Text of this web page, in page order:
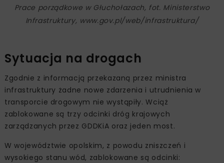
Prace porządkowe w Głuchołazach, fot. Ministerstwo
Infrastruktury, www.gov.pl/web/infrastruktura/
Sytuacja na drogach
Zgodnie z informacją przekazaną przez ministra
infrastruktury żadne nowe zdarzenia i utrudnienia w
transporcie drogowym nie wystąpiły. Wciąż
zablokowane są trzy odcinki dróg krajowych
zarządzanych przez GDDKiA oraz jeden most.
W województwie opolskim, z powodu zniszczeń i
wysokiego stanu wód, zablokowane są odcinki: